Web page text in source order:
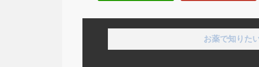
お薬で知りた